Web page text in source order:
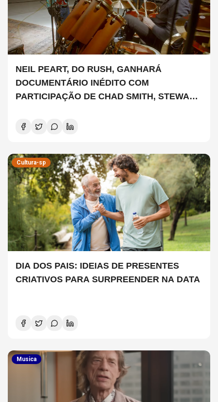
NEIL PEART, DO RUSH, GANHARÁ
DOCUMENTÁRIO INÉDITO COM
PARTICIPAÇÃO DE CHAD SMITH, STEWART
Cultura-sp
DIA DOS PAIS: IDEIAS DE PRESENTES
CRIATIVOS PARA SURPREENDER NA DATA
Musica